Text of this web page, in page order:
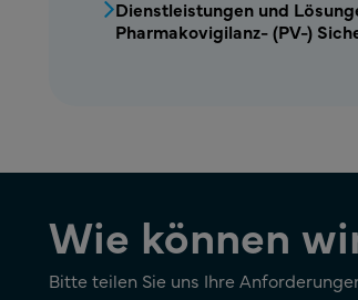
Dienstleistungen und
Pharmakovigilanz- (PV-)
Wie können
Bitte teilen Sie uns Ihre